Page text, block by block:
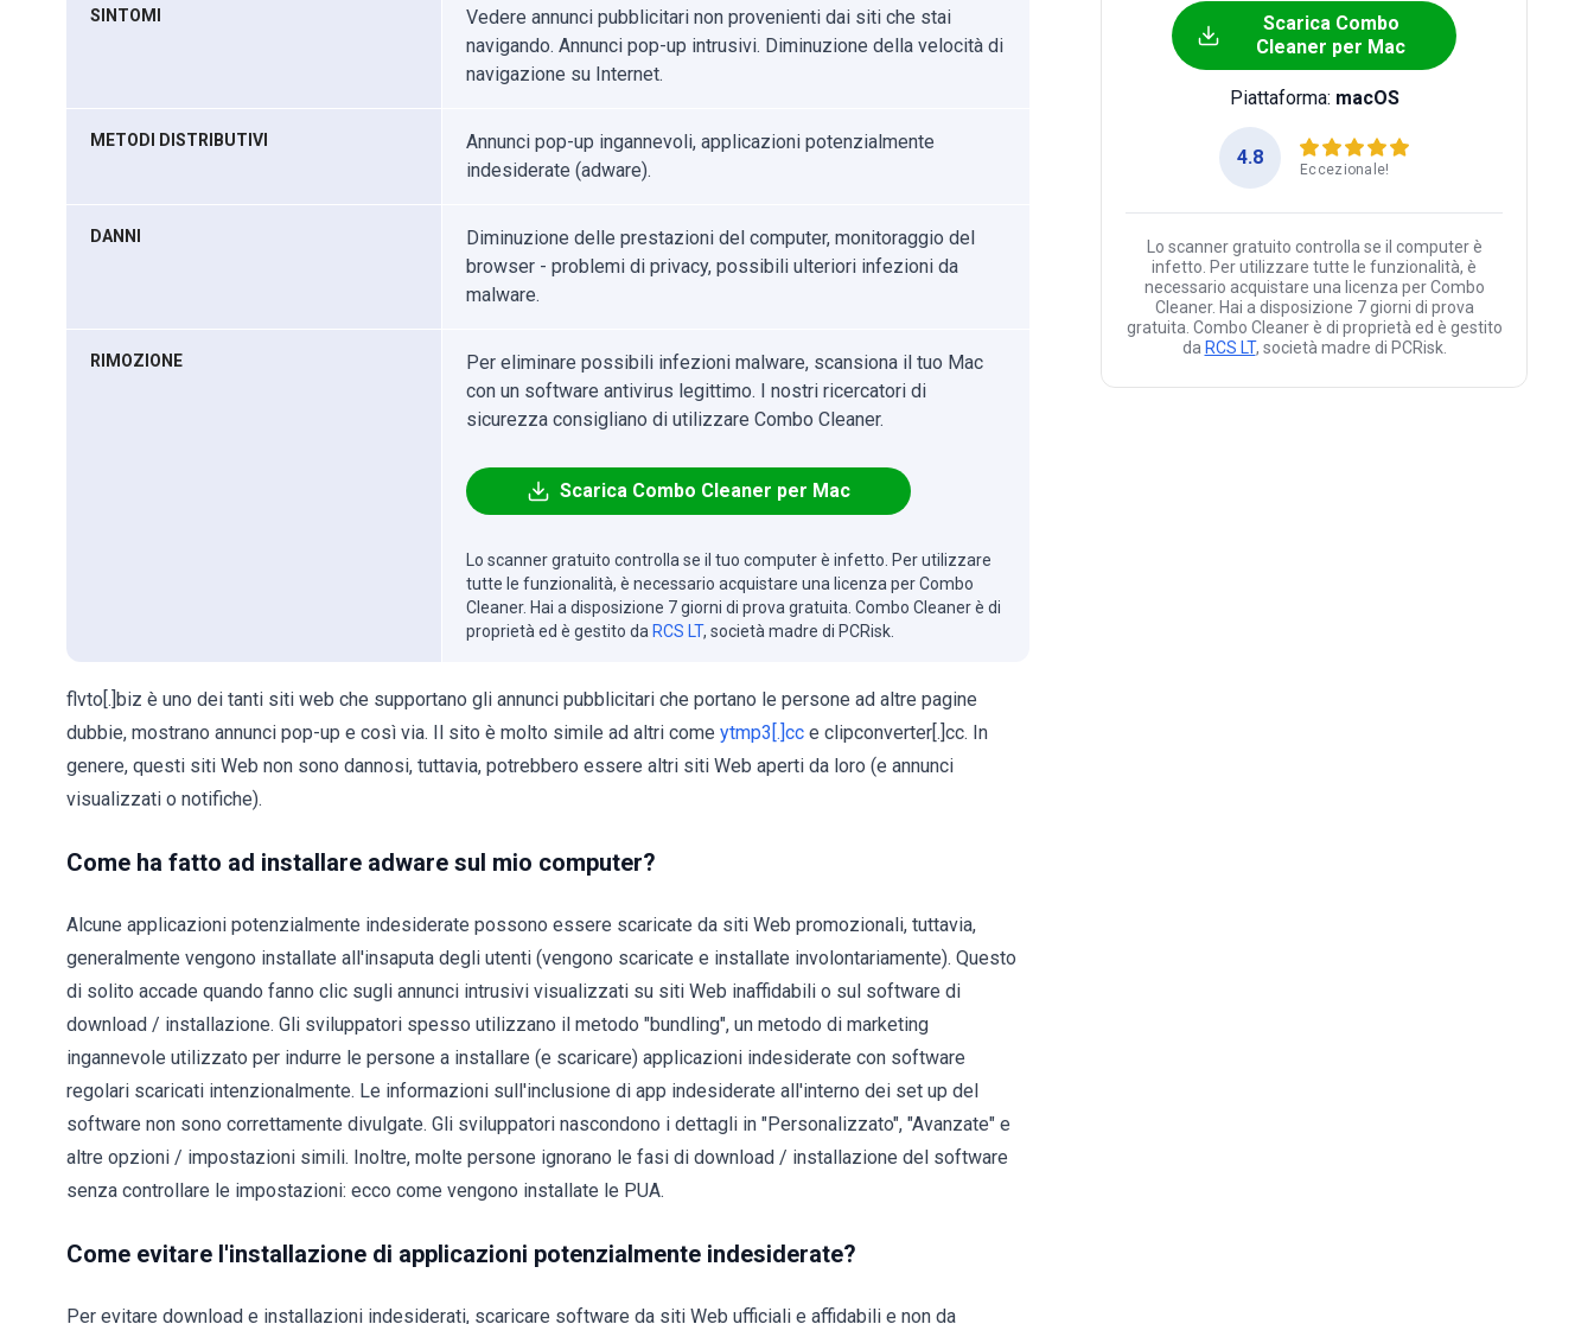
SINTOMI
Vedere annunci pubblicitari non provenienti dai siti che stai
navigando. Annunci pop-up intrusivi. Diminuzione della velocità di
navigazione su Internet.
METODI DISTRIBUTIVI
Annunci pop-up ingannevoli, applicazioni potenzialmente
indesiderate (adware).
DANNI
Diminuzione delle prestazioni del computer, monitoraggio del
browser - problemi di privacy, possibili ulteriori infezioni da
malware.
RIMOZIONE
Per eliminare possibili infezioni malware, scansiona il tuo Mac
con un software antivirus legittimo. I nostri ricercatori di
sicurezza consigliano di utilizzare Combo Cleaner.
Scarica Combo Cleaner per Mac
Lo scanner gratuito controlla se il tuo computer è infetto. Per utilizzare
tutte le funzionalità, è necessario acquistare una licenza per Combo
Cleaner. Hai a disposizione 7 giorni di prova gratuita. Combo Cleaner è di
proprietà ed è gestito da RCS LT, società madre di PCRisk.
flvto[.]biz è uno dei tanti siti web che supportano gli annunci pubblicitari che portano le persone ad altre pagine
dubbie, mostrano annunci pop-up e così via. Il sito è molto simile ad altri come ytmp3[.]cc e clipconverter[.]cc. In
genere, questi siti Web non sono dannosi, tuttavia, potrebbero essere altri siti Web aperti da loro (e annunci
visualizzati o notifiche).
Come ha fatto ad installare adware sul mio computer?
Alcune applicazioni potenzialmente indesiderate possono essere scaricate da siti Web promozionali, tuttavia,
generalmente vengono installate all'insaputa degli utenti (vengono scaricate e installate involontariamente). Questo
di solito accade quando fanno clic sugli annunci intrusivi visualizzati su siti Web inaffidabili o sul software di
download / installazione. Gli sviluppatori spesso utilizzano il metodo "bundling", un metodo di marketing
ingannevole utilizzato per indurre le persone a installare (e scaricare) applicazioni indesiderate con software
regolari scaricati intenzionalmente. Le informazioni sull'inclusione di app indesiderate all'interno dei set up del
software non sono correttamente divulgate. Gli sviluppatori nascondono i dettagli in "Personalizzato", "Avanzate" e
altre opzioni / impostazioni simili. Inoltre, molte persone ignorano le fasi di download / installazione del software
senza controllare le impostazioni: ecco come vengono installate le PUA.
Come evitare l'installazione di applicazioni potenzialmente indesiderate?
Per evitare download e installazioni indesiderati, scaricare software da siti Web ufficiali e affidabili e non da
Scarica Combo
Cleaner per Mac
Piattaforma: macOS
4.8
Eccezionale!
Lo scanner gratuito controlla se il computer è
infetto. Per utilizzare tutte le funzionalità, è
necessario acquistare una licenza per Combo
Cleaner. Hai a disposizione 7 giorni di prova
gratuita. Combo Cleaner è di proprietà ed è gestito
da RCS LT, società madre di PCRisk.